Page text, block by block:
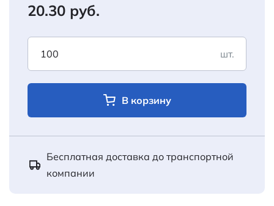
20.30 руб.
шт.
В корзину
Бесплатная доставка до транспортной
компании